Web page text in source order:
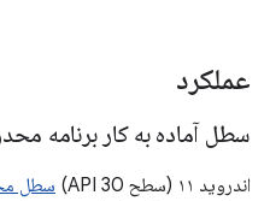
عملکرد
سطل آماده به کار برنامه
اندروید ۱۱ (سطح API 30) سطل